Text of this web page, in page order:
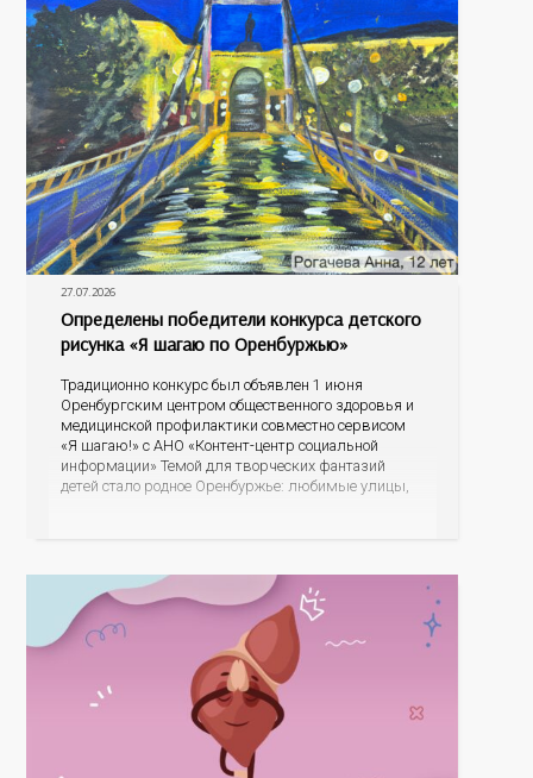
27.07.2026
Определены победители конкурса детского
рисунка «Я шагаю по Оренбуржью»
Традиционно конкурс был объявлен 1 июня
Оренбургским центром общественного здоровья и
медицинской профилактики совместно сервисом
«Я шагаю!» с АНО «Контент-центр социальной
информации» Темой для творческих фантазий
детей стало родное Оренбуржье: любимые улицы,